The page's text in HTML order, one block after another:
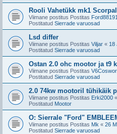
Rooli Vahetükk mk1
Viimane postitus Postitas Ford88191
Postitatud Sierrade varuosad
Lsd differ
Viimane postitus Postitas Viljar « 18
Postitatud Sierrade varuosad
Ostan 2.0 ohc mootor ja t9
Viimane postitus Postitas
Postitatud Sierrade varuosad
2.0 74kw mootoril tühikäik
Viimane postitus Postitas Erki2000 «
Postitatud Mootor
O: Sierrale "Ford"
Viimane postitus Postitas Mk « 26
Postitatud Sierrade varuosad